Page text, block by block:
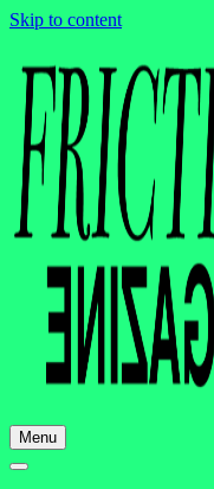
Skip to content
Menu